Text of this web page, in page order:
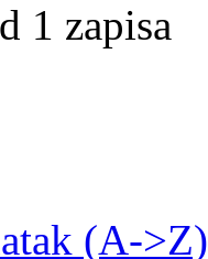
1 zapisa
(A->Z)